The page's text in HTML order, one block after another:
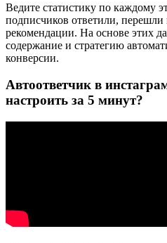
Ведите статистику по каждому
подписчиков ответили,
рекомендации. На основе этих
содержание и стратегию
конверсии.
Автоответчик в
настроить за 5 минут?